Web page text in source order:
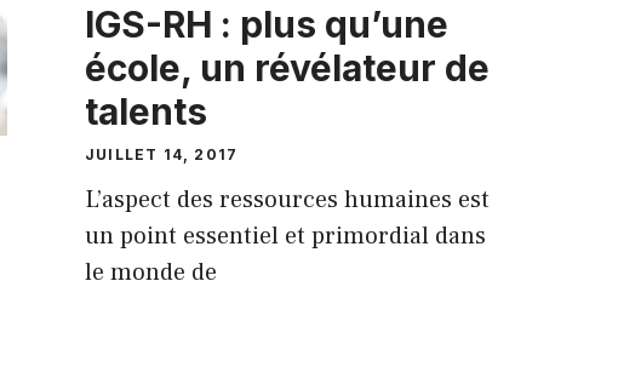
IGS-RH : plus qu’une
école, un révélateur de
talents
JUILLET 14, 2017
L’aspect des ressources humaines est
un point essentiel et primordial dans
le monde de